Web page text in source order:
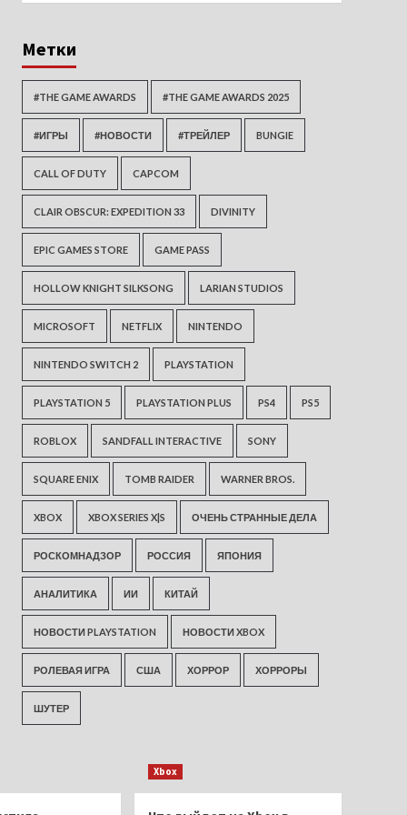
Метки
#THE GAME AWARDS #THE GAME AWARDS 2025
#ИГРЫ #НОВОСТИ #ТРЕЙЛЕР BUNGIE
CALL OF DUTY CAPCOM
CLAIR OBSCUR: EXPEDITION 33 DIVINITY
EPIC GAMES STORE GAME PASS
HOLLOW KNIGHT SILKSONG LARIAN STUDIOS
MICROSOFT NETFLIX NINTENDO
NINTENDO SWITCH 2 PLAYSTATION
PLAYSTATION 5 PLAYSTATION PLUS PS4 PS5
ROBLOX SANDFALL INTERACTIVE SONY
SQUARE ENIX TOMB RAIDER WARNER BROS.
XBOX XBOX SERIES X|S ОЧЕНЬ СТРАННЫЕ ДЕЛА
РОСКОМНАДЗОР РОССИЯ ЯПОНИЯ
АНАЛИТИКА ИИ КИТАЙ
НОВОСТИ PLAYSTATION НОВОСТИ XBOX
РОЛЕВАЯ ИГРА США ХОРРОР ХОРРОРЫ
ШУТЕР
Xbox